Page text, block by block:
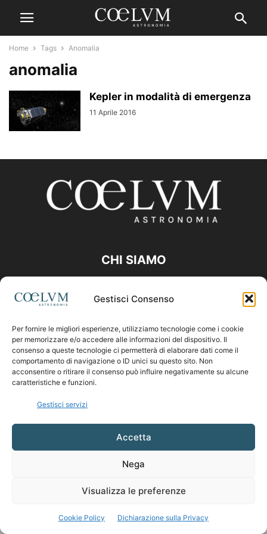
Gestisci Consenso
Per fornire le migliori esperienze, utilizziamo tecnologie come i cookie
per memorizzare e/o accedere alle informazioni del dispositivo. Il
consenso a queste tecnologie ci permetterà di elaborare dati come il
comportamento di navigazione o ID unici su questo sito. Non
acconsentire o ritirare il consenso può influire negativamente su alcune
caratteristiche e funzioni.
Gestisci servizi
Accetta
Nega
Visualizza le preferenze
Cookie Policy Dichiarazione sulla Privacy
Home Tags Anomalia
anomalia
Kepler in modalità di emergenza
11 Aprile 2016
CHI SIAMO
Contattaci:coelumastro@coelum.com
SEGUICI